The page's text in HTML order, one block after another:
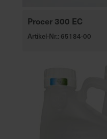
Procer 300 EC
Artikel-Nr.: 65184-00